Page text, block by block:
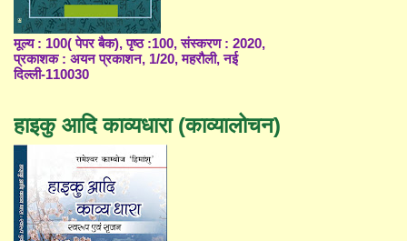
मूल्य : 100( पेपर बैक), पृष्ठ :100, संस्करण : 2020,
प्रकाशक : अयन प्रकाशन, 1/20, महरौली, नई
दिल्ली-110030
हाइकु आदि काव्यधारा (काव्यालोचन)